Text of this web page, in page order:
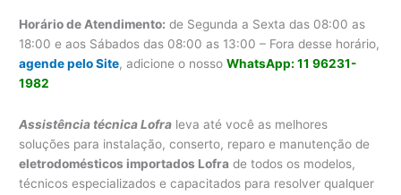
Horário de Atendimento: de Segunda a Sexta das 08:00 as
18:00 e aos Sábados das 08:00 as 13:00 – Fora desse horário,
agende pelo Site, adicione o nossoWhatsApp: 11 96231-
1982
Assistência técnica Lofra leva até você as melhores
soluções para instalação, conserto, reparo e manutenção de
eletrodomésticos importados Lofra de todos os modelos,
técnicos especializados e capacitados para resolver qualquer